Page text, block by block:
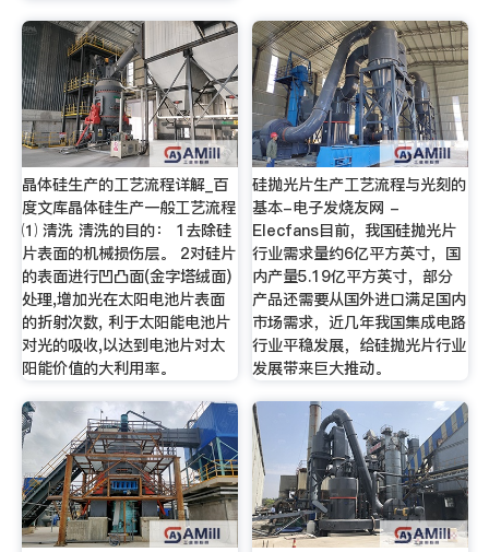
晶体硅生产的工艺流程详解_百
度文库晶体硅生产一般工艺流程
⑴ 清洗 清洗的目的： 1去除硅
片表面的机械损伤层。 2对硅片
的表面进行凹凸面(金字塔绒面)
处理,增加光在太阳电池片表面
的折射次数, 利于太阳能电池片
对光的吸收,以达到电池片对太
阳能价值的大利用率。
硅抛光片生产工艺流程与光刻的
基本-电子发烧友网 -
Elecfans目前，我国硅抛光片
行业需求量约6亿平方英寸，国
内产量5.19亿平方英寸，部分
产品还需要从国外进口满足国内
市场需求，近几年我国集成电路
行业平稳发展，给硅抛光片行业
发展带来巨大推动。